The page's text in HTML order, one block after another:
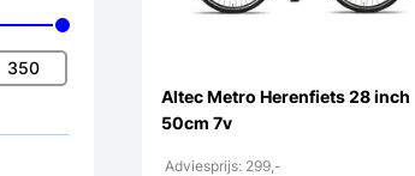
Altec Metro Herenfiets 28 inch
50cm 7v
Adviesprijs: 299,-